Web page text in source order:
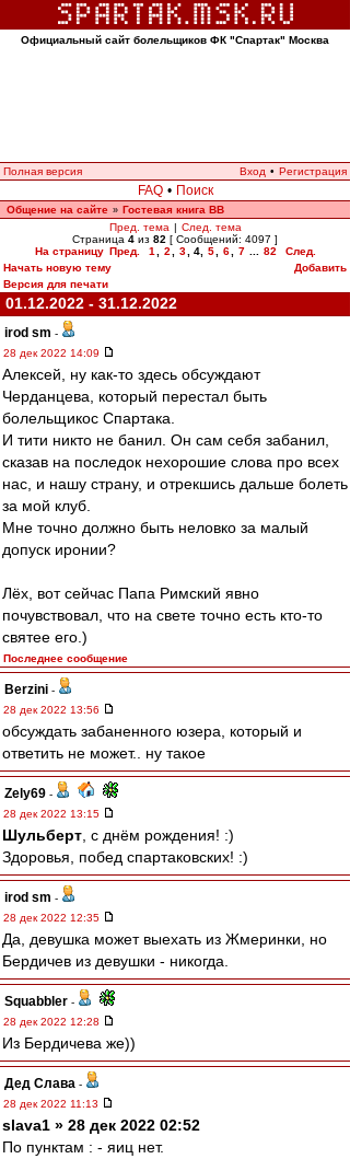
Официальный сайт болельщиков ФК "Спартак" Москва
Полная версия Вход • Регистрация
FAQ • Поиск
Общение на сайте » Гостевая книга ВВ
Пред. тема | След. тема
Страница 4 из 82 [ Сообщений: 4097 ]
На страницу Пред. 1 2 3 4, 5 6 7 82
След.
Начать новую тему
Добавить
Версия для печати
01.12.2022 - 31.12.2022
irod sm -
28 дек 2022 14:09
Алексей, ну как-то здесь обсуждают
Черданцева, который перестал быть
болельщикос Спартака.
И тити никто не банил. Он сам себя забанил,
сказав на последок нехорошие слова про всех
нас, и нашу страну, и отрекшись дальше болеть
за мой клуб.
Мне точно должно быть неловко за малый
допуск иронии?
Лёх, вот сейчас Папа Римский явно
почувствовал, что на свете точно есть кто-то
святее его.)
Последнее сообщение
Berzini -
28 дек 2022 13:56
обсуждать забаненного юзера, который и
ответить не может.. ну такое
Zely69 -
28 дек 2022 13:15
Шульберт , с днём рождения! :)
Здоровья, побед спартаковских! :)
irod sm -
28 дек 2022 12:35
Да, девушка может выехать из Жмеринки, но
Бердичев из девушки - никогда.
Squabbler -
28 дек 2022 12:28
Из Бердичева же))
Дед Слава -
28 дек 2022 11:13
slava1 » 28 дек 2022 02:52
По пунктам : - яиц нет.